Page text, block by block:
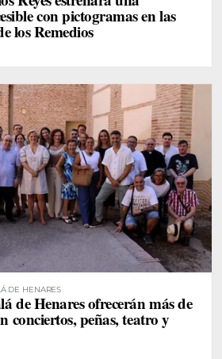
con pictogramas en las
los Remedios
DE HENARES
de Henares ofrecerán más de
conciertos, peñas, teatro y